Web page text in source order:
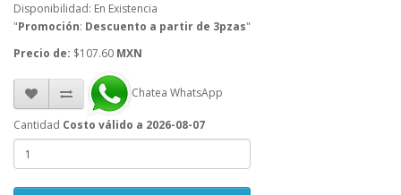
Disponibilidad: En Existencia
"Promoción: Descuento a partir de 3pzas"
Precio de: $107.60 MXN
Chatea WhatsApp
Cantidad Costo válido a 2026-08-07